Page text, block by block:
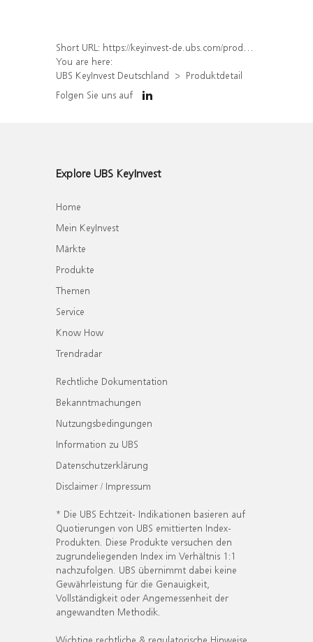
Short URL: https://keyinvest-de.ubs.com/produkt/detail/index/isin/DE000WA58QN6
You are here:
UBS KeyInvest Deutschland
Produktdetail
Folgen Sie uns auf
Explore UBS KeyInvest
Home
Mein KeyInvest
Märkte
Produkte
Themen
Service
Know How
Trendradar
Rechtliche Dokumentation
Bekanntmachungen
Nutzungsbedingungen
Information zu UBS
Datenschutzerklärung
Disclaimer / Impressum
* Die UBS Echtzeit- Indikationen basieren auf
Quotierungen von UBS emittierten Index-
Produkten. Diese Produkte versuchen den
zugrundeliegenden Index im Verhältnis 1:1
nachzufolgen. UBS übernimmt dabei keine
Gewährleistung für die Genauigkeit,
Vollständigkeit oder Angemessenheit der
angewandten Methodik.